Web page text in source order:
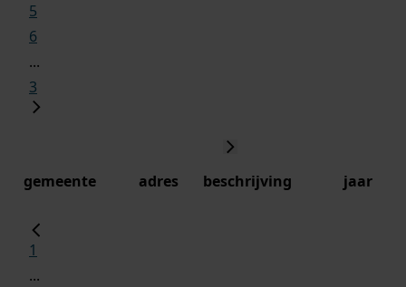
5
6
...
3
gemeente adres beschrijving jaar
1
...